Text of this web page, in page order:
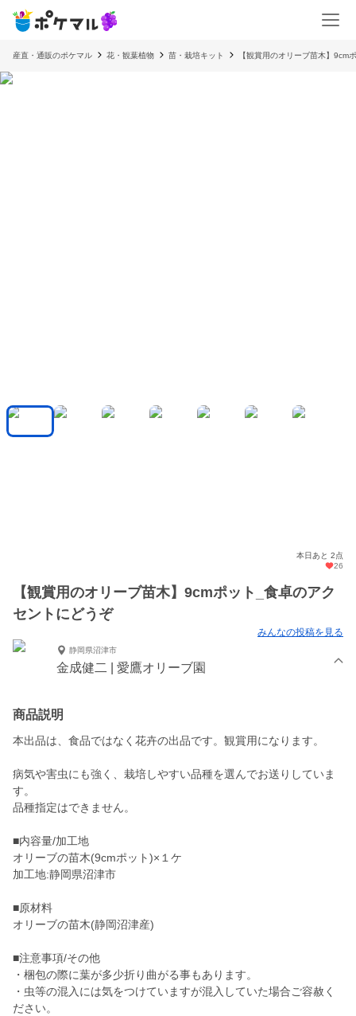
産直・通販のポケマル 花・観葉植物 苗・栽培キット 【観賞用のオリーブ苗木】9cm
本日あと 2点
26
【観賞用のオリーブ苗木】9cmポット_食卓のアク
セントにどうぞ
みんなの投稿を見る
静岡県沼津市
金成健二 | 愛鷹オリーブ園
商品説明
本出品は、食品ではなく花卉の出品です。観賞用になります。
病気や害虫にも強く、栽培しやすい品種を選んでお送りしていま
す。
品種指定はできません。
■内容量/加工地
オリーブの苗木(9cmポット)×１ケ
加工地:静岡県沼津市
■原材料
オリーブの苗木(静岡沼津産)
■注意事項/その他
・梱包の際に葉が多少折り曲がる事もあります。
・虫等の混入には気をつけていますが混入していた場合ご容赦く
ださい。